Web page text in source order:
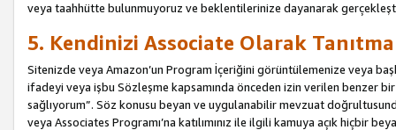
veya taahhütte bulunmuyoruz ve beklentilerinize dayanarak
5. Kendinizi Associate Olarak
Sitenizde veya Amazon’un Program İçeriğini görüntülemenize veya
ifadeyi veya işbu Sözleşme kapsamında önceden izin verilen benzer
sağlıyorum”. Söz konusu beyan ve uygulanabilir mevzuat
veya Associates Programı’na katılımınız ile ilgili kamuya açık hiçbir